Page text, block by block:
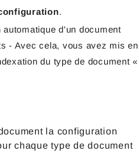
.
d'un document
- Avec cela, vous avez mis en
du type de document «
la configuration
chaque type de document